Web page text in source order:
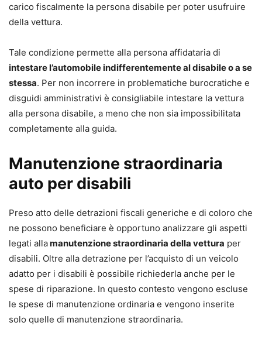
carico fiscalmente la persona disabile per poter usufruire
della vettura.
Tale condizione permette alla persona affidataria di
intestare l’automobile indifferentemente al disabile o a se
stessa. Per non incorrere in problematiche burocratiche e
disguidi amministrativi è consigliabile intestare la vettura
alla persona disabile, a meno che non sia impossibilitata
completamente alla guida.
Manutenzione straordinaria
auto per disabili
Preso atto delle detrazioni fiscali generiche e di coloro che
ne possono beneficiare è opportuno analizzare gli aspetti
legati allamanutenzione straordinaria della vettura per
disabili. Oltre alla detrazione per l’acquisto di un veicolo
adatto per i disabili è possibile richiederla anche per le
spese di riparazione. In questo contesto vengono escluse
le spese di manutenzione ordinaria e vengono inserite
solo quelle di manutenzione straordinaria.